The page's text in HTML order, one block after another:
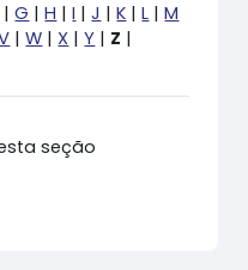
|G |H |I |J |K |L |M
|W | X |Y | Z |
seção